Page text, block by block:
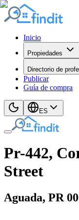
Inicio
Propiedades
Directorio de
Publicar
Guía de compra
ES
Pr-442,
Street
Aguada, PR